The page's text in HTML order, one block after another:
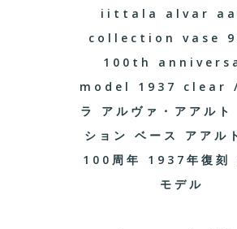
iittala alvar
collection vase
100th
model 1937 clear /
ラ アルヴァ・アアルト
ション ベース アアル
100周年 1937年復刻
モデル